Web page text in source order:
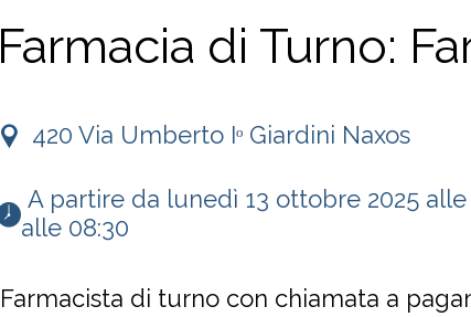
Farmacia di Turno:
420 Via Umberto Iᵒ Giardini Naxos
alle 08:30
Farmacista di turno con chiamata a